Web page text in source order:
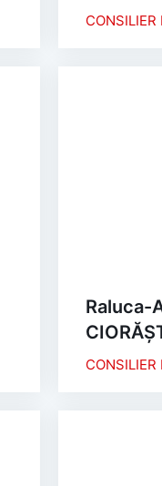
CONSILIER
Raluca-
CONSILIER